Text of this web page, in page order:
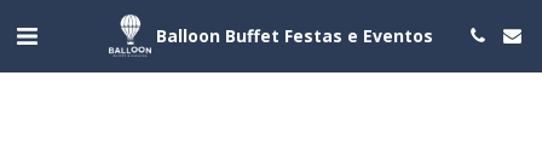
Balloon Buffet Festas e Eventos